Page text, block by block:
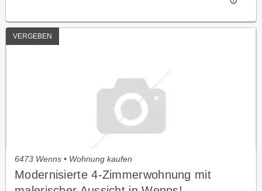
VERGEBEN
6473 Wenns • Wohnung kaufen
Modernisierte 4-Zimmerwohnung mit